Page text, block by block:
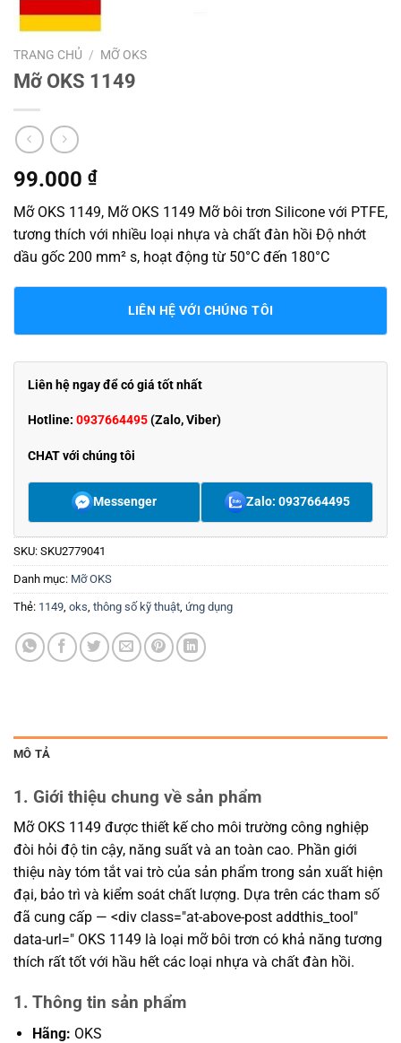
TRANG CHỦ / MỠ OKS
Mỡ OKS 1149
99.000 ₫
Mỡ OKS 1149, Mỡ OKS 1149 Mỡ bôi trơn Silicone với PTFE,
tương thích với nhiều loại nhựa và chất đàn hồi Độ nhớt
dầu gốc 200 mm² s, hoạt động từ 50°C đến 180°C
LIÊN HỆ VỚI CHÚNG TÔI
Liên hệ ngay để có giá tốt nhất
Hotline: 0937664495(Zalo, Viber)
CHAT với chúng tôi
Messenger Zalo: 0937664495
SKU: SKU2779041
Danh mục: Mỡ OKS
Thẻ: 1149 oks thông số kỹ thuật ứng dụng
MÔ TẢ
1. Giới thiệu chung về sản phẩm
Mỡ OKS 1149 được thiết kế cho môi trường công nghiệp
đòi hỏi độ tin cậy, năng suất và an toàn cao. Phần giới
thiệu này tóm tắt vai trò của sản phẩm trong sản xuất hiện
đại, bảo trì và kiểm soát chất lượng. Dựa trên các tham số
đã cung cấp — <div class="at-above-post addthis_tool"
data-url=" OKS 1149 là loại mỡ bôi trơn có khả năng tương
thích rất tốt với hầu hết các loại nhựa và chất đàn hồi.
1. Thông tin sản phẩm
Hãng: OKS